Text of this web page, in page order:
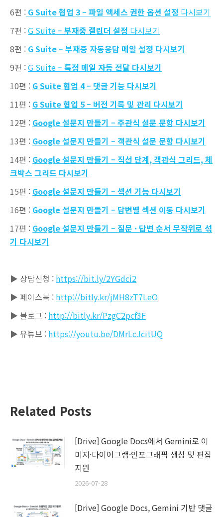
6편 : G Suite 협업 3 – 파일 액세스 권한 옵션 설정 다시보기
7편 :G Suite – 부재중 캘린더 설정 다시보기
8편 : G Suite – 부재중 자동응답 메일 설정 다시보기
9편 :G Suite – 특정 메일 자동 전달 다시보기
10편 : G Suite 협업 4 – 댓글 기능 다시보기
11편 : G Suite 협업 5 – 버전 기록 및 관리 다시보기
12편 : Google 설문지 만들기 – 주관식 설문 문항 다시보기
13편 : Google 설문지 만들기 – 객관식 설문 문항 다시보기
14편 : Google 설문지 만들기 – 직선 단계, 객관식 그리드, 체
크박스 그리드 다시보기
15편 : Google 설문지 만들기 – 섹션 기능 다시보기
16편 : Google 설문지 만들기 – 답변별 섹션 이동 다시보기
17편 : Google 설문지 만들기 – 질문 · 답변 순서 무작위로 섞
기 다시보기
▶ 상담신청 : https://bit.ly/2YGdci2
▶ 페이스북 : http://bitly.kr/jMH8zT7LeO
▶ 블로그 : http://bitly.kr/PzgC2pcf3F
▶ 유튜브 : https://youtu.be/DMrLcJcitUQ
Related Posts
[Drive] Google Docs에서 Gemini로 이
미지·다이어그램·인포그래픽 생성 및 편집
지원
2026-07-28
[Drive] Google Docs, Gemini 기반 댓글